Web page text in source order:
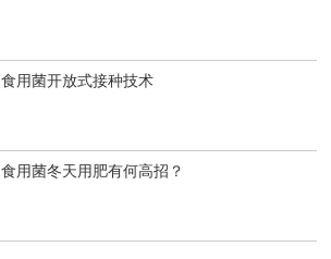
食用菌开放式接种技术
食用菌冬天用肥有何高招？